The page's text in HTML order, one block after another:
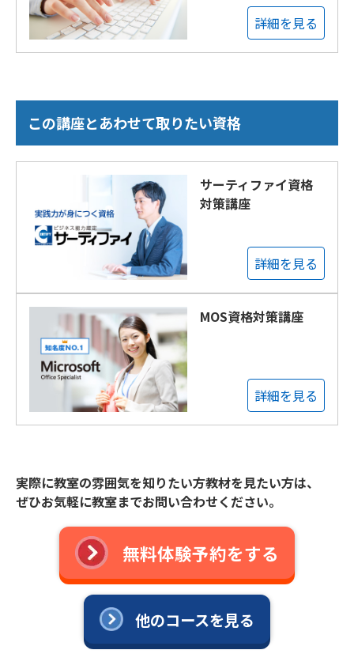
詳細を見る
この講座とあわせて取りたい資格
サーティファイ資格
対策講座
詳細を見る
MOS資格対策講座
詳細を見る
実際に教室の雰囲気を知りたい方教材を見たい方は、
ぜひお気軽に教室までお問い合わせください。
無料体験予約をする
他のコースを見る